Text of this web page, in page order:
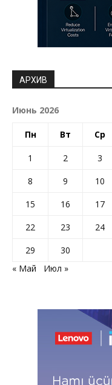
АРХИВ
Июнь 2026
Пн Вт Ср
1 2 3
8
9 10
15
16 17
22
23 24
29
30
« Май
Июл »